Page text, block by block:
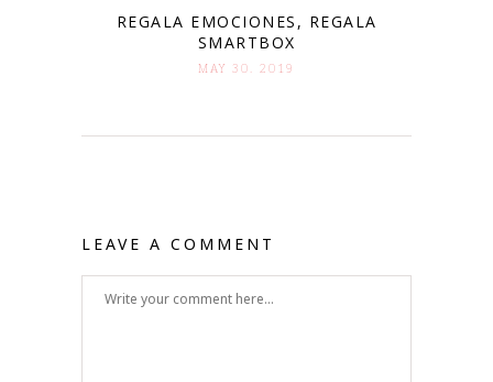
REGALA EMOCIONES, REGALA
SMARTBOX
MAY 30. 2019
LEAVE A COMMENT